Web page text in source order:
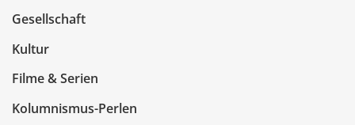
Gesellschaft
Kultur
Filme & Serien
Kolumnismus-Perlen